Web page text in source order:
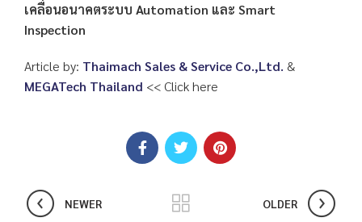
เคลื่อนอนาคตระบบ Automation และ Smart
Inspection
Article by: Thaimach Sales & Service Co.,Ltd. &
MEGATech Thailand << Click here
NEWER OLDER